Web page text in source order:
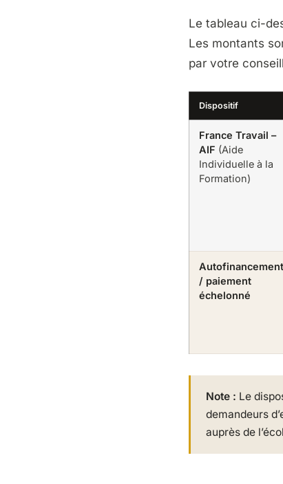
Le tableau ci-
Les montants
par votre
Dispositif
France Travail –
AIF (Aide
Individuelle à la
Formation)
Autofinancement
/ paiement
échelonné
Note : Le
demandeurs
auprès de